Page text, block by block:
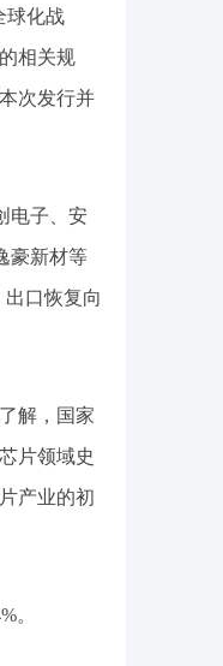
球化战
相关规
次发行并
电子、安
豪新材等
口恢复向
解，国家
片领域史
产业的初
。